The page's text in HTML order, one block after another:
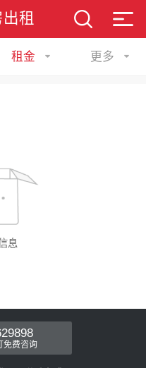
租
租金 更多
息
免费咨询